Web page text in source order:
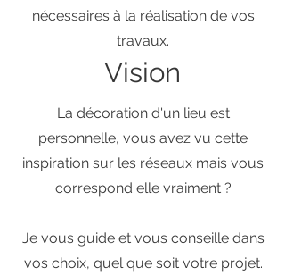
nécessaires à la réalisation de vos
travaux.
Vision
La décoration d'un lieu est
personnelle, vous avez vu cette
inspiration sur les réseaux mais vous
correspond elle vraiment ?
Je vous guide et vous conseille dans
vos choix, quel que soit votre projet.